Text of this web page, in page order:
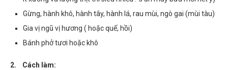
Gừng, hành khô, hành tây, hành lá, rau mùi, ngò gai (mùi tàu)
Gia vị ngũ vị hương ( hoặc quế, hồi)
Bánh phở tươi hoặc khô
2. Cách làm: